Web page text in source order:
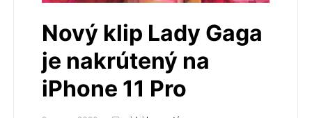
Nový klip Lady Gaga
je nakrútený na
iPhone 11 Pro